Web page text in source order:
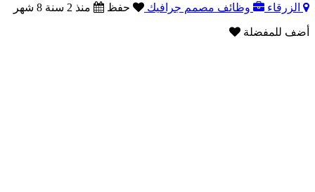
الزرقاء وظائف مصمم جرافيك حفظ منذ 2 سنة 8 شهر
أضف للمفضلة